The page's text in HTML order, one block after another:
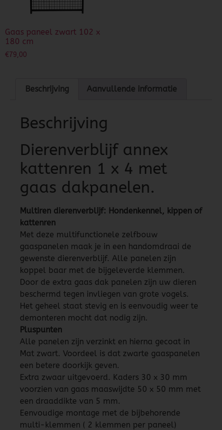
Gaas paneel zwart 102 x
180 cm
€79,00
Beschrijving Aanvullende informatie
Beschrijving
Dierenverblijf annex
kattenren 1 x 4 met
gaas dakpanelen.
Multiren dierenverblijf: Hondenkennel, kippen of
kattenren
Met deze multifunctionele zelfbouw
gaaspanelen maak je in een handomdraai de
gewenste dierenverblijf. Alle panelen zijn
koppel baar met de bijgeleverde klemmen.
Door de extra gaas dak panelen zijn uw dieren
beschermd tegen invliegen van grote vogels.
Het geheel staat stevig en is eenvoudig weer te
demonteren mocht dat nodig zijn.
Pluspunten
Alle panelen zijn verzinkt en hierna gecoat in
Mat zwart. Voordeel is dat zwarte gaaspanelen
een betere doorkijk geven.
Extra zwaar uitgevoerd. Kaders 30 x 30 mm
voorzien van gaas maaswijdte 50 x 50 mm met
een draaddikte van 5 mm.
Eenvoudige montage met de bijbehorende
multi-klemmen ( 2 klemmen per paneel)